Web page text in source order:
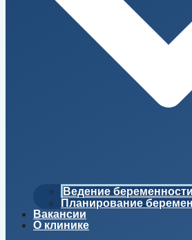
Ведение беременности
Планирование
Вакансии
О клинике